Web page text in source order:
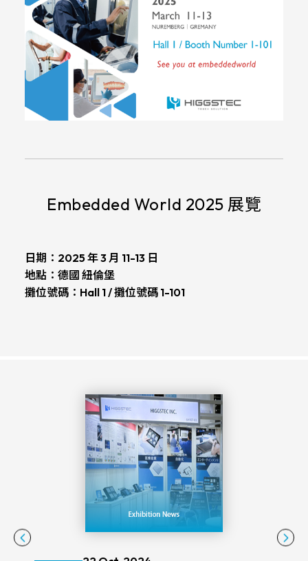
Embedded World 2025 展覽
日期： 2025 年 3 月 11-13 日
地點： 德國 紐倫堡
攤位號碼： Hall 1 / 攤位號碼 1-101